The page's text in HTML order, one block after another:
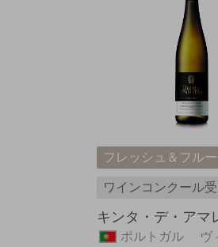
フレッシュ＆フル
ワインコンクール
キンタ・デ・アマ
ポルトガル ヴ